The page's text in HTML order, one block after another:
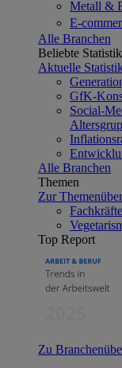
Metall &
E-
Alle Branchen
Beliebte
Aktuelle
GfK-
Social-
Alle Branchen
Themen
Zur
Top Report
Zu